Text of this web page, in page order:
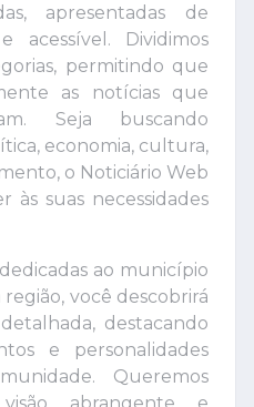
apresentadas de
acessível. Dividimos
permitindo que
as notícias que
Seja buscando
economia, cultura,
o Noticiário Web
às suas necessidades
ao município
você descobrirá
destacando
e personalidades
Queremos